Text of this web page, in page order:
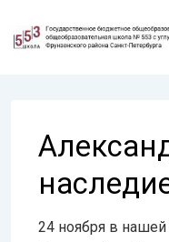
Перейти
24 ноября в